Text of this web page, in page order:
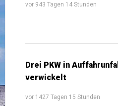
vor 943 Tagen 14 Stunden
Drei PKW in Auffahrunfall
verwickelt
vor 1427 Tagen 15 Stunden